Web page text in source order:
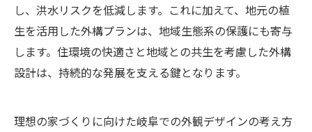
し、洪水リスクを低減します。これに加えて、地元の植
生を活用した外構プランは、地域生態系の保護にも寄与
します。住環境の快適さと地域との共生を考慮した外構
設計は、持続的な発展を支える鍵となります。
理想の家づくりに向けた岐阜での外観デザインの考え方